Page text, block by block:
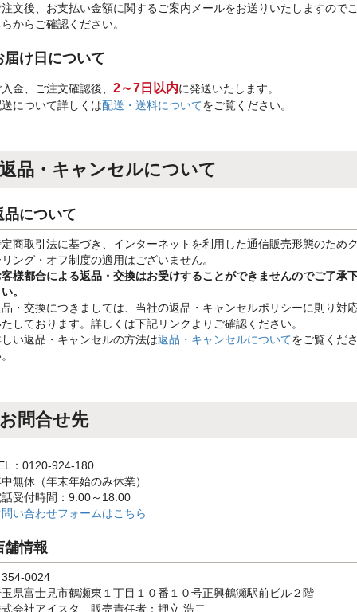
文後、お支払い金額に関するご案内メールをお送りいたしますので
からご確認ください。
届け日について
金、ご注文確認後、 2～7日以内に発送いたします。
について詳しくは配送・送料についてをご覧ください。
返品・キャンセルについて
品について
商取引法に基づき、インターネットを利用した通信販売形態のため
ング・オフ制度の適用はございません。
様都合による返品・交換はお受けすることができませんのでご了承
。
・交換につきましては、当社の返品・キャンセルポリシーに則り対
しております。詳しくは下記リンクよりご確認ください。
い返品・キャンセルの方法は返品・キャンセルについてをご覧くだ
お問合せ先
：0120-924-180
無休（年末年始のみ休業）
受付時間：9:00～18:00
い合わせフォームはこちら
舗情報
0024
県富士見市鶴瀬東１丁目１０番１０号正興鶴瀬駅前ビル２階
会社アイスタ 販売責任者：押立 浩二